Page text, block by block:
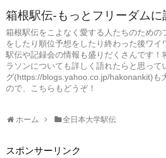
箱根駅伝-もっとフリーダムに
箱根駅伝をこよなく愛する人たちのための
をしたり順位予想をしたり終わった後ワイ
駅伝や記録会の情報も盛りだくさんです！
ラソンについても詳しく語れたらと思って
グ(https://blogs.yahoo.co.jp/hakonankit)も
ので、こちらもどうぞ！
ホーム 全日本大学駅伝
スポンサーリンク